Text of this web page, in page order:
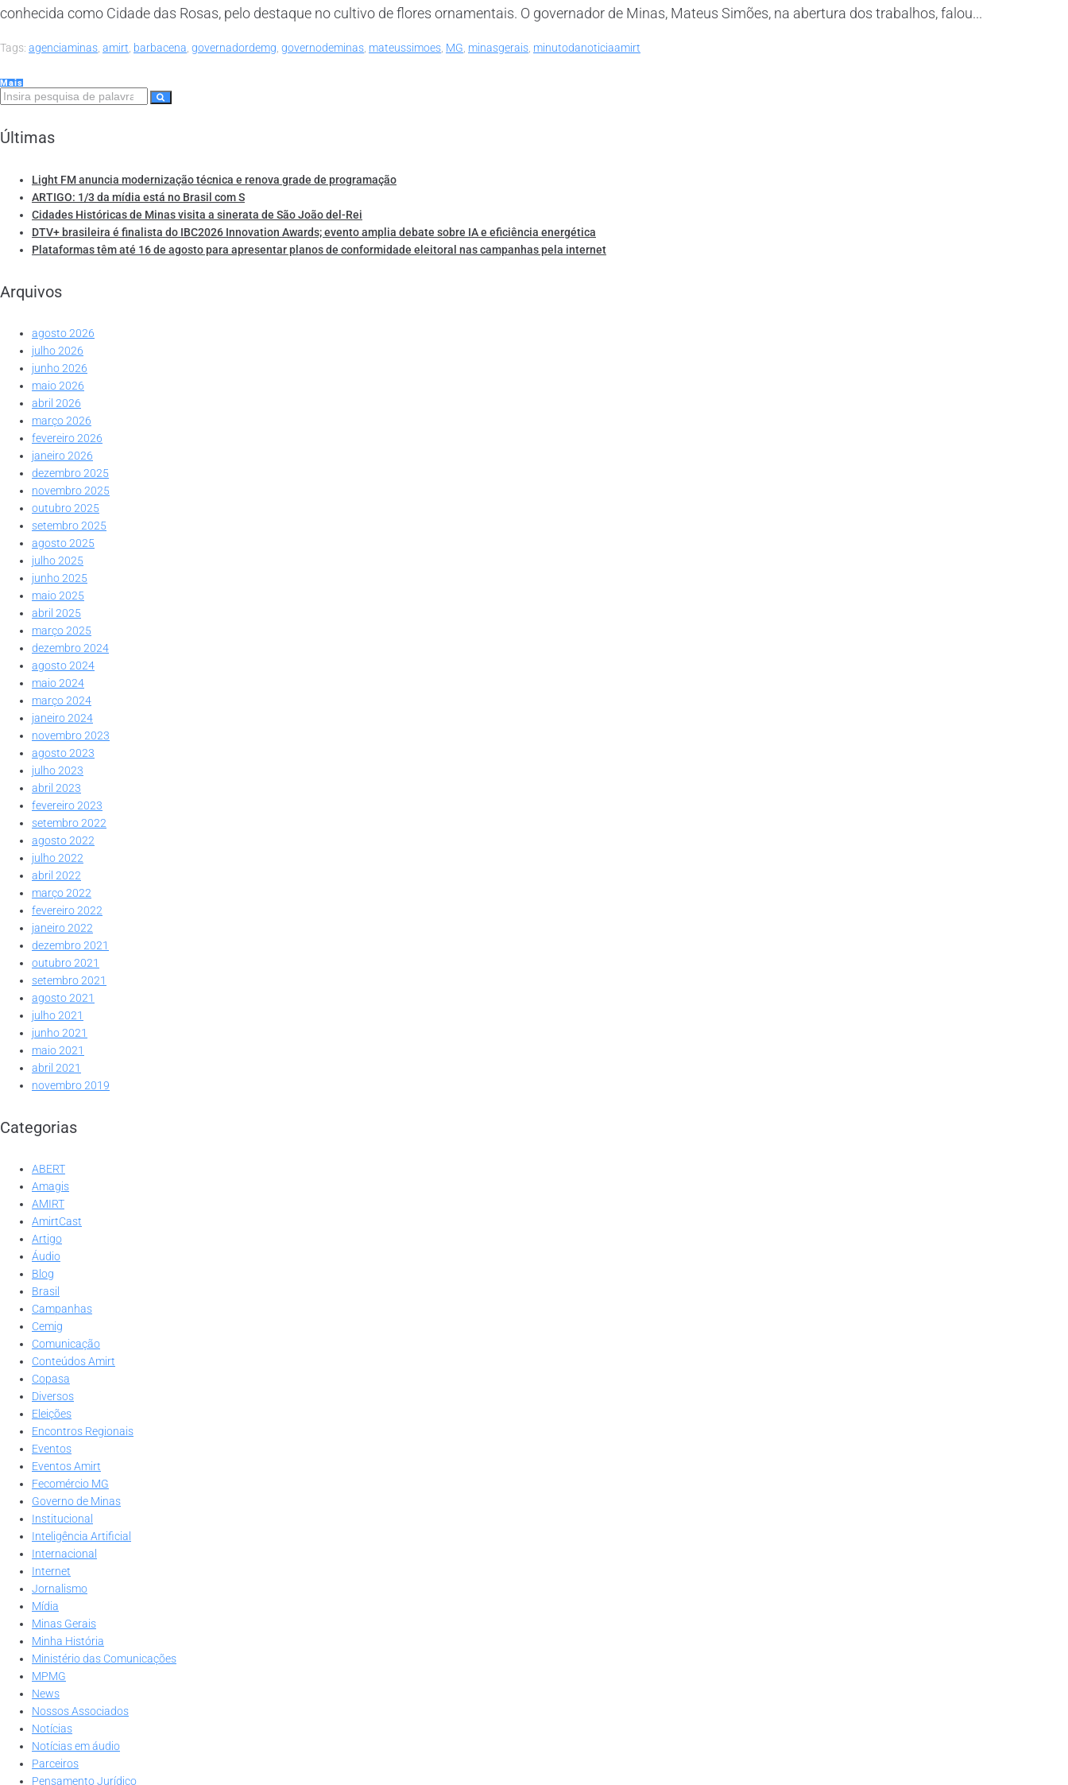
conhecida como Cidade das Rosas, pelo destaque no cultivo de flores ornamentais. O governador de Minas, Mateus Simões, na abertura dos trabalhos, falou...
Tags: agenciaminas amirt barbacena governadordemg governodeminas mateussimoes MG minasgerais minutodanoticiaamirt
Mais
Últimas
Light FM anuncia modernização técnica e renova grade de programação
ARTIGO: 1/3 da mídia está no Brasil com S
Cidades Históricas de Minas visita a sinerata de São João del-Rei
DTV+ brasileira é finalista do IBC2026 Innovation Awards; evento amplia debate sobre IA e eficiência energética
Plataformas têm até 16 de agosto para apresentar planos de conformidade eleitoral nas campanhas pela internet
Arquivos
agosto 2026
julho 2026
junho 2026
maio 2026
abril 2026
março 2026
fevereiro 2026
janeiro 2026
dezembro 2025
novembro 2025
outubro 2025
setembro 2025
agosto 2025
julho 2025
junho 2025
maio 2025
abril 2025
março 2025
dezembro 2024
agosto 2024
maio 2024
março 2024
janeiro 2024
novembro 2023
agosto 2023
julho 2023
abril 2023
fevereiro 2023
setembro 2022
agosto 2022
julho 2022
abril 2022
março 2022
fevereiro 2022
janeiro 2022
dezembro 2021
outubro 2021
setembro 2021
agosto 2021
julho 2021
junho 2021
maio 2021
abril 2021
novembro 2019
Categorias
ABERT
Amagis
AMIRT
AmirtCast
Artigo
Áudio
Blog
Brasil
Campanhas
Cemig
Comunicação
Conteúdos Amirt
Copasa
Diversos
Eleições
Encontros Regionais
Eventos
Eventos Amirt
Fecomércio MG
Governo de Minas
Institucional
Inteligência Artificial
Internacional
Internet
Jornalismo
Mídia
Minas Gerais
Minha História
Ministério das Comunicações
MPMG
News
Nossos Associados
Notícias
Notícias em áudio
Parceiros
Pensamento Jurídico